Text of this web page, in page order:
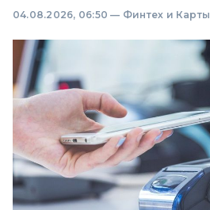
04.08.2026, 06:50 — Финтех и Карты